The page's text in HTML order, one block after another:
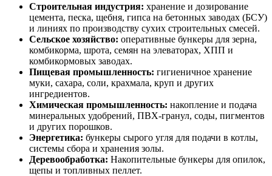
Строительная индустрия: хранение и дозирование
цемента, песка, щебня, гипса на бетонных заводах (БСУ)
и линиях по производству сухих строительных смесей.
Сельское хозяйство: оперативные бункеры для зерна,
комбикорма, шрота, семян на элеваторах, ХПП и
комбикормовых заводах.
Пищевая промышленность: гигиеничное хранение
муки, сахара, соли, крахмала, круп и других
ингредиентов.
Химическая промышленность: накопление и подача
минеральных удобрений, ПВХ-гранул, соды, пигментов
и других порошков.
Энергетика: бункеры сырого угля для подачи в котлы,
системы сбора и хранения золы.
Деревообработка: Накопительные бункеры для опилок,
щепы и топливных пеллет.